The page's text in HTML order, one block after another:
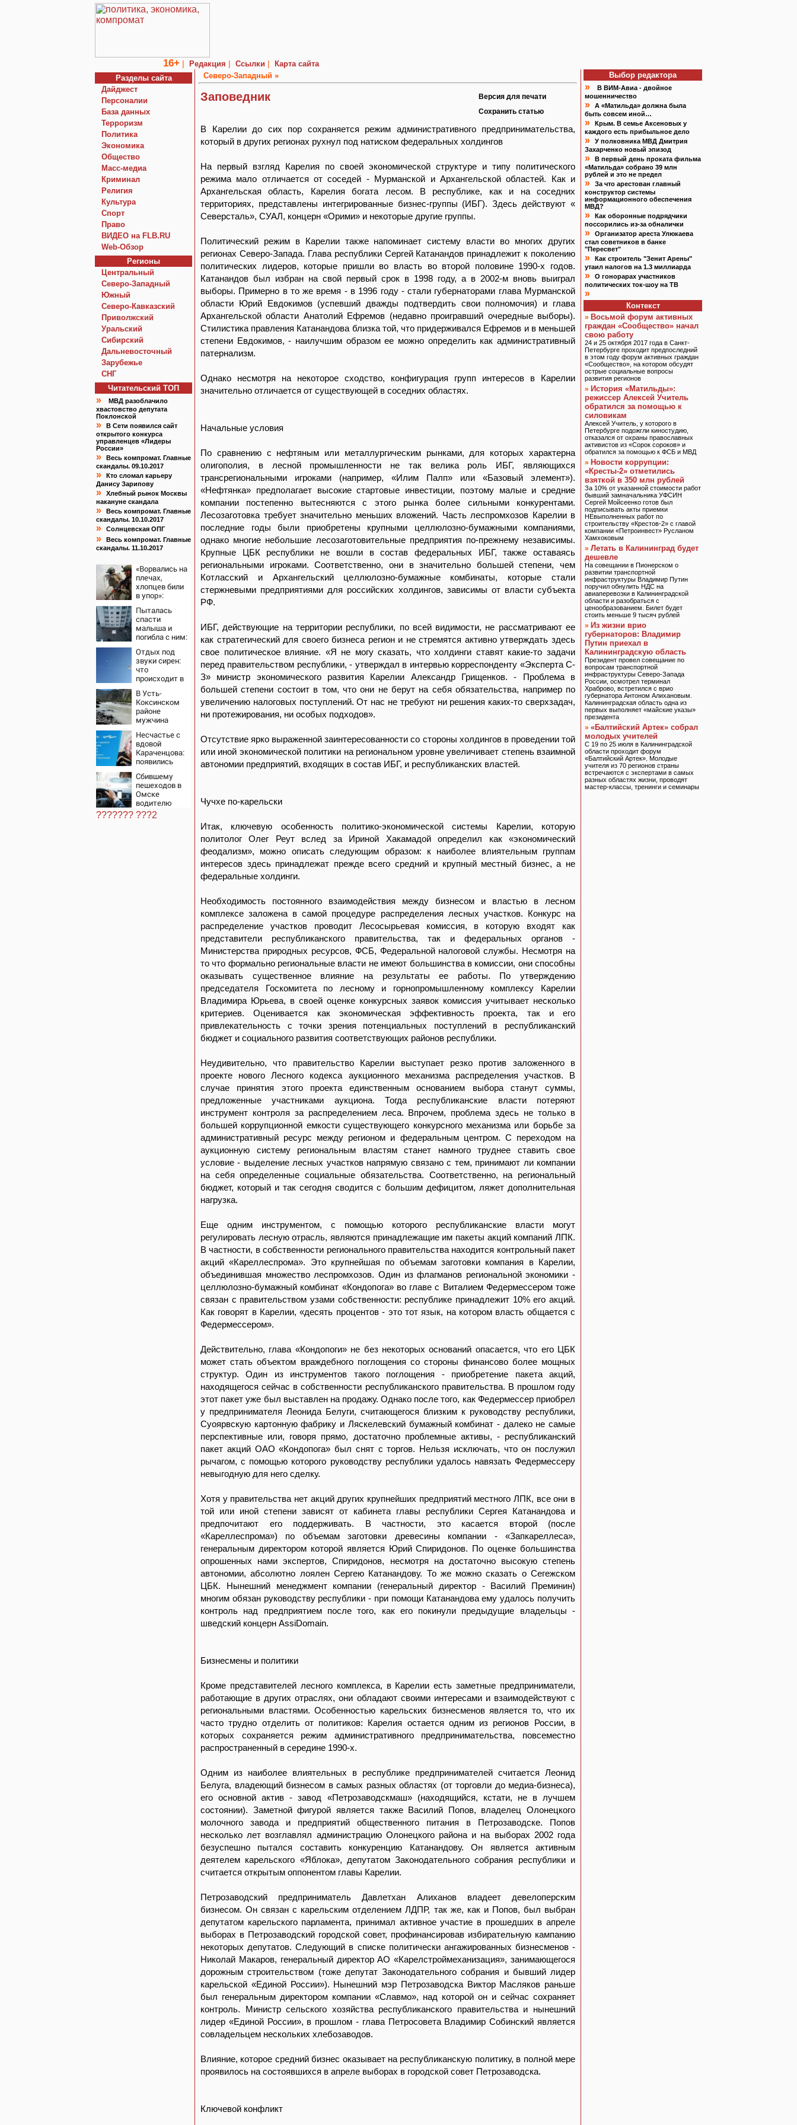
16+ | Редакция | Ссылки |
Карта сайта
Разделы сайта
Дайджест
Персоналии
База данных
Терроризм
Политика
Экономика
Общество
Macc-медиа
Криминал
Религия
Культура
Спорт
Право
ВИДЕО на FLB.RU
Web-Обзор
Регионы
Центральный
Северо-Западный
Южный
Северо-Кавказский
Приволжский
Уральский
Сибирский
Дальневосточный
Зарубежье
СНГ
Читательский TOП
»
МВД разоблачило
хвастовство депутата
Поклонской
»
В Сети появился сайт
открытого конкурса
управленцев «Лидеры
России»
»
Весь компромат. Главные
скандалы. 09.10.2017
»
Кто сломал карьеру
Данису Зарипову
»
Хлебный рынок Москвы
накануне скандала
»
Весь компромат. Главные
скандалы. 10.10.2017
» Солнцевская ОПГ
»
Весь компромат. Главные
скандалы. 11.10.2017
«Ворвались на
плечах,
хлопцев били
в упор»:
Дружковка
стала
могильником
для «птах
Мадьяра»
Пыталась
спасти
малыша и
погибла с ним:
разбилась
насмерть на
глазах у детей
06/08/2026 –
Новости
Отдых под
звуки сирен:
что
происходит в
массированных
атак
беспилотников
В Усть-
Коксинском
районе
мужчина
лодки в
Катунь и
пропал
Несчастье с
вдовой
Караченцова:
появились
подробности о
Людмиле
Поргиной
Сбившему
пешеходов в
Омске
водителю
стало плохо за
рулём
??????? ???2
Северо-Западный »
Заповедник
Версия для печати
Сохранить статью
В Карелии до сих пор сохраняется режим административного предпринимательства,
который в других регионах рухнул под натиском федеральных холдингов
На первый взгляд Карелия по своей экономической структуре и типу политического
режима мало отличается от соседей - Мурманской и Архангельской областей. Как и
Архангельская область, Карелия богата лесом. В республике, как и на соседних
территориях, представлены интегрированные бизнес-группы (ИБГ). Здесь действуют «
Северсталь», СУАЛ, концерн «Орими» и некоторые другие группы.
Политический режим в Карелии также напоминает систему власти во многих других
регионах Северо-Запада. Глава республики Сергей Катанандов принадлежит к поколению
политических лидеров, которые пришли во власть во второй половине 1990-х годов.
Катанандов был избран на свой первый срок в 1998 году, а в 2002-м вновь выиграл
выборы. Примерно в то же время - в 1996 году - стали губернаторами глава Мурманской
области Юрий Евдокимов (успевший дважды подтвердить свои полномочия) и глава
Архангельской области Анатолий Ефремов (недавно проигравший очередные выборы).
Стилистика правления Катанандова близка той, что придерживался Ефремов и в меньшей
степени Евдокимов, - наилучшим образом ее можно определить как административный
патернализм.
Однако несмотря на некоторое сходство, конфигурация групп интересов в Карелии
значительно отличается от существующей в соседних областях.
Начальные условия
По сравнению с нефтяным или металлургическим рынками, для которых характерна
олигополия, в лесной промышленности не так велика роль ИБГ, являющихся
трансрегиональными игроками (например, «Илим Палп» или «Базовый элемент»).
«Нефтянка» предполагает высокие стартовые инвестиции, поэтому малые и средние
компании постепенно вытесняются с этого рынка более сильными конкурентами.
Лесозаготовка требует значительно меньших вложений. Часть леспромхозов Карелии в
последние годы были приобретены крупными целлюлозно-бумажными компаниями,
однако многие небольшие лесозаготовительные предприятия по-прежнему независимы.
Крупные ЦБК республики не вошли в состав федеральных ИБГ, также оставаясь
региональными игроками. Соответственно, они в значительно большей степени, чем
Котласский и Архангельский целлюлозно-бумажные комбинаты, которые стали
стержневыми предприятиями для российских холдингов, зависимы от власти субъекта
РФ.
ИБГ, действующие на территории республики, по всей видимости, не рассматривают ее
как стратегический для своего бизнеса регион и не стремятся активно утверждать здесь
свое политическое влияние. «Я не могу сказать, что холдинги ставят какие-то задачи
перед правительством республики, - утверждал в интервью корреспонденту «Эксперта С-
З» министр экономического развития Карелии Александр Грищенков. - Проблема в
большей степени состоит в том, что они не берут на себя обязательства, например по
увеличению налоговых поступлений. От нас не требуют ни решения каких-то сверхзадач,
ни протежирования, ни особых подходов».
Отсутствие ярко выраженной заинтересованности со стороны холдингов в проведении той
или иной экономической политики на региональном уровне увеличивает степень взаимной
автономии предприятий, входящих в состав ИБГ, и республиканских властей.
Чучхе по-карельски
Итак, ключевую особенность политико-экономической системы Карелии, которую
политолог Олег Реут вслед за Ириной Хакамадой определил как «экономический
феодализм», можно описать следующим образом: к наиболее влиятельным группам
интересов здесь принадлежат прежде всего средний и крупный местный бизнес, а не
федеральные холдинги.
Необходимость постоянного взаимодействия между бизнесом и властью в лесном
комплексе заложена в самой процедуре распределения лесных участков. Конкурс на
распределение участков проводит Лесосырьевая комиссия, в которую входят как
представители республиканского правительства, так и федеральных органов -
Министерства природных ресурсов, ФСБ, Федеральной налоговой службы. Несмотря на
то что формально региональные власти не имеют большинства в комиссии, они способны
оказывать существенное влияние на результаты ее работы. По утверждению
председателя Госкомитета по лесному и горнопромышленному комплексу Карелии
Владимира Юрьева, в своей оценке конкурсных заявок комиссия учитывает несколько
критериев. Оценивается как экономическая эффективность проекта, так и его
привлекательность с точки зрения потенциальных поступлений в республиканский
бюджет и социального развития соответствующих районов республики.
Неудивительно, что правительство Карелии выступает резко против заложенного в
проекте нового Лесного кодекса аукционного механизма распределения участков. В
случае принятия этого проекта единственным основанием выбора станут суммы,
предложенные участниками аукциона. Тогда республиканские власти потеряют
инструмент контроля за распределением леса. Впрочем, проблема здесь не только в
большей коррупционной емкости существующего конкурсного механизма или борьбе за
административный ресурс между регионом и федеральным центром. С переходом на
аукционную систему региональным властям станет намного труднее ставить свое
условие - выделение лесных участков напрямую связано с тем, принимают ли компании
на себя определенные социальные обязательства. Соответственно, на региональный
бюджет, который и так сегодня сводится с большим дефицитом, ляжет дополнительная
нагрузка.
Еще одним инструментом, с помощью которого республиканские власти могут
регулировать лесную отрасль, являются принадлежащие им пакеты акций компаний ЛПК.
В частности, в собственности регионального правительства находится контрольный пакет
акций «Кареллеспрома». Это крупнейшая по объемам заготовки компания в Карелии,
объединившая множество леспромхозов. Один из флагманов региональной экономики -
целлюлозно-бумажный комбинат «Кондопога» во главе с Виталием Федермессером тоже
связан с правительством узами собственности: республике принадлежит 10% его акций.
Как говорят в Карелии, «десять процентов - это тот язык, на котором власть общается с
Федермессером».
Действительно, глава «Кондопоги» не без некоторых оснований опасается, что его ЦБК
может стать объектом враждебного поглощения со стороны финансово более мощных
структур. Один из инструментов такого поглощения - приобретение пакета акций,
находящегося сейчас в собственности республиканского правительства. В прошлом году
этот пакет уже был выставлен на продажу. Однако после того, как Федермессер приобрел
у предпринимателя Леонида Белуги, считающегося близким к руководству республики,
Суоярвскую картонную фабрику и Ляскелевский бумажный комбинат - далеко не самые
перспективные или, говоря прямо, достаточно проблемные активы, - республиканский
пакет акций ОАО «Кондопога» был снят с торгов. Нельзя исключать, что он послужил
рычагом, с помощью которого руководству республики удалось навязать Федермессеру
невыгодную для него сделку.
Хотя у правительства нет акций других крупнейших предприятий местного ЛПК, все они в
той или иной степени зависят от кабинета главы республики Сергея Катанандова и
предпочитают его поддерживать. В частности, это касается второй (после
«Кареллеспрома») по объемам заготовки древесины компании - «Запкареллеса»,
генеральным директором которой является Юрий Спиридонов. По оценке большинства
опрошенных нами экспертов, Спиридонов, несмотря на достаточно высокую степень
автономии, абсолютно лоялен Сергею Катанандову. То же можно сказать о Сегежском
ЦБК. Нынешний менеджмент компании (генеральный директор - Василий Преминин)
многим обязан руководству республики - при помощи Катанандова ему удалось получить
контроль над предприятием после того, как его покинули предыдущие владельцы -
шведский концерн AssiDomain.
Бизнесмены и политики
Кроме представителей лесного комплекса, в Карелии есть заметные предприниматели,
работающие в других отраслях, они обладают своими интересами и взаимодействуют с
региональными властями. Особенностью карельских бизнесменов является то, что их
часто трудно отделить от политиков: Карелия остается одним из регионов России, в
которых сохраняется режим административного предпринимательства, повсеместно
распространенный в середине 1990-х.
Одним из наиболее влиятельных в республике предпринимателей считается Леонид
Белуга, владеющий бизнесом в самых разных областях (от торговли до медиа-бизнеса),
его основной актив - завод «Петрозаводскмаш» (находящийся, кстати, не в лучшем
состоянии). Заметной фигурой является также Василий Попов, владелец Олонецкого
молочного завода и предприятий общественного питания в Петрозаводске. Попов
несколько лет возглавлял администрацию Олонецкого района и на выборах 2002 года
безуспешно пытался составить конкуренцию Катанандову. Он является активным
деятелем карельского «Яблока», депутатом Законодательного собрания республики и
считается открытым оппонентом главы Карелии.
Петрозаводский предприниматель Давлетхан Алиханов владеет девелоперским
бизнесом. Он связан с карельским отделением ЛДПР, так же, как и Попов, был выбран
депутатом карельского парламента, принимал активное участие в прошедших в апреле
выборах в Петрозаводский городской совет, профинансировав избирательную кампанию
некоторых депутатов. Следующий в списке политически ангажированных бизнесменов -
Николай Макаров, генеральный директор АО «Карелстроймеханизация», занимающегося
дорожным строительством (тоже депутат Законодательного собрания и бывший лидер
карельской «Единой России»). Нынешний мэр Петрозаводска Виктор Масляков раньше
был генеральным директором компании «Славмо», над которой он и сейчас сохраняет
контроль. Министр сельского хозяйства республиканского правительства и нынешний
лидер «Единой России», в прошлом - глава Петросовета Владимир Собинский является
совладельцем нескольких хлебозаводов.
Влияние, которое средний бизнес оказывает на республиканскую политику, в полной мере
проявилось на состоявшихся в апреле выборах в городской совет Петрозаводска.
Ключевой конфликт
Выбор редактора
»
В ВИМ-Авиа - двойное
мошенничество
»
А «Матильда» должна была
быть совсем иной…
»
Крым. В семье Аксеновых у
каждого есть прибыльное дело
»
У полковника МВД Дмитрия
Захарченко новый эпизод
»
В первый день проката фильма
«Матильда» собрано 39 млн
рублей и это не предел
»
За что арестован главный
конструктор системы
информационного обеспечения
МВД?
»
Как оборонные подрядчики
поссорились из-за обналички
»
Организатор ареста Улюкаева
стал советников в банке
"Пересвет"
»
Как строитель "Зенит Арены"
утаил налогов на 1.3 миллиарда
»
О гонорарах участников
политических ток-шоу на ТВ
»
Контекст
» Восьмой форум активных
граждан «Сообщество» начал
свою работу
24 и 25 октября 2017 года в Санкт-
Петербурге проходит предпоследний
в этом году форум активных граждан
«Сообщество», на котором обсудят
острые социальные вопросы
развития регионов
» История «Матильды»:
режиссер Алексей Учитель
обратился за помощью к
силовикам
Алексей Учитель, у которого в
Петербурге подожгли киностудию,
отказался от охраны православных
активистов из «Сорок сороков» и
обратился за помощью к ФСБ и МВД
» Новости коррупции:
«Кресты-2» отметились
взяткой в 350 млн рублей
За 10% от указанной стоимости работ
бывший замначальника УФСИН
Сергей Мойсеенко готов был
подписывать акты приемки
НЕвыполненных работ по
строительству «Крестов-2» с главой
компании «Петроинвест» Русланом
Хамхоковым
» Летать в Калининград будет
дешевле
На совещании в Пионерском о
развитии транспортной
инфраструктуры Владимир Путин
поручил обнулить НДС на
авиаперевозки в Калининградской
области и разобраться с
ценообразованием. Билет будет
стоить меньше 9 тысяч рублей
» Из жизни врио
губернаторов: Владимир
Путин приехал в
Калининградскую область
Президент провел совещание по
вопросам транспортной
инфраструктуры Северо-Запада
России, осмотрел терминал
Храброво, встретился с врио
губернатора Антоном Алихановым.
Калининградская область одна из
первых выполняет «майские указы»
президента
» «Балтийский Артек» собрал
молодых учителей
С 19 по 25 июля в Калининградской
области проходит форум
«Балтийский Артек». Молодые
учителя из 70 регионов страны
встречаются с экспертами в самых
разных областях жизни, проводят
мастер-классы, тренинги и семинары